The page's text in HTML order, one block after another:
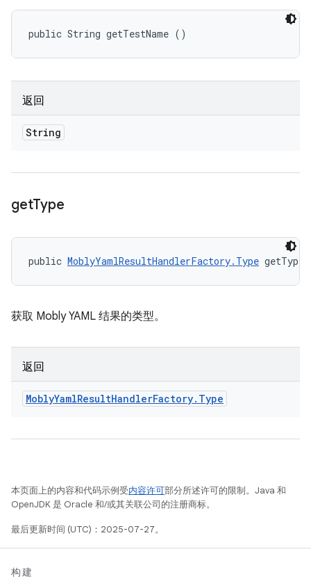
public String getTestName ()
返回
String
getType
public MoblyYamlResultHandlerFactory.Type
获取 Mobly YAML 结果的类型。
返回
MoblyYamlResultHandlerFactory. Type
本页面上的内容和代码示例受内容许可部分所述许可的限制。Java 和
OpenJDK 是 Oracle 和/或其关联公司的注册商标。
最后更新时间 (UTC)：2025-07-27。
构建